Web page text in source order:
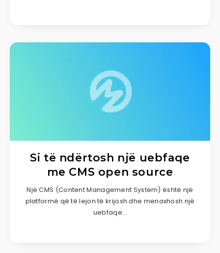
Si të ndërtosh një uebfaqe
me CMS open source
Një CMS (Content Management System) është një
platformë që të lejon të krijosh dhe menaxhosh një
uebfaqe…